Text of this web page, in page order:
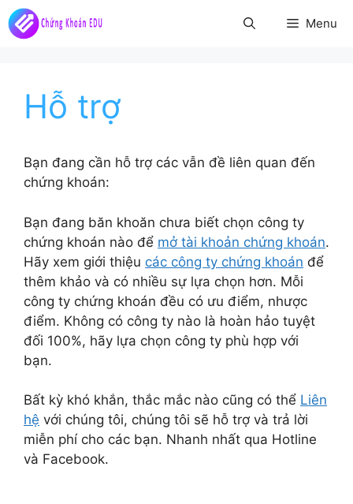
Chuyển
đến
Menu
Hỗ trợ
Bạn đang cần hỗ trợ các vẫn đề liên quan đến
chứng khoán:
Bạn đang băn khoăn chưa biết chọn công ty
chứng khoán nào để mở tài khoản chứng khoán.
Hãy xem giới thiệu các công ty chứng khoán để
thêm khảo và có nhiều sự lựa chọn hơn. Mỗi
công ty chứng khoán đều có ưu điểm, nhược
điểm. Không có công ty nào là hoàn hảo tuyệt
đối 100%, hãy lựa chọn công ty phù hợp với
bạn.
Bất kỳ khó khắn, thắc mắc nào cũng có thể Liên
hệ với chúng tôi, chúng tôi sẽ hỗ trợ và trả lời
miễn phí cho các bạn. Nhanh nhất qua Hotline
và Facebook.